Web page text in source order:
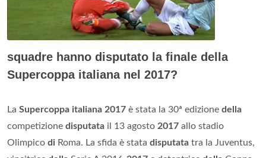
squadre hanno disputato la finale della
Supercoppa italiana nel 2017?
La Supercoppa italiana 2017 è stata la 30ª edizione della
competizione disputata il 13 agosto 2017 allo stadio
Olimpico di Roma. La sfida è stata disputata tra la Juventus,